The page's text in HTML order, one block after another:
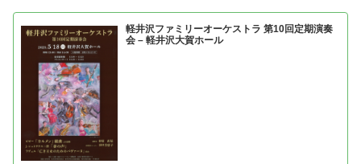
軽井沢ファミリーオーケストラ 第10回定期演奏
会 – 軽井沢大賀ホール